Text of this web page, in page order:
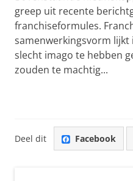
greep uit recente
franchiseformules.
samenwerkingsvorm lijkt
slecht imago te hebben
zouden te machtig...
Deel dit Facebook